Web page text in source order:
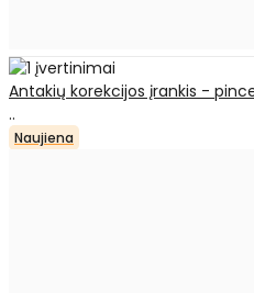
Antakių korekcijos įrankis -
..
Naujiena